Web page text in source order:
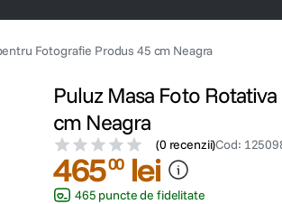
Fotografie Produs 45 cm Neagra
Puluz Masa Foto
cm Neagra
(0 recenzii)Cod:
46500 lei
465 puncte de fidelitate